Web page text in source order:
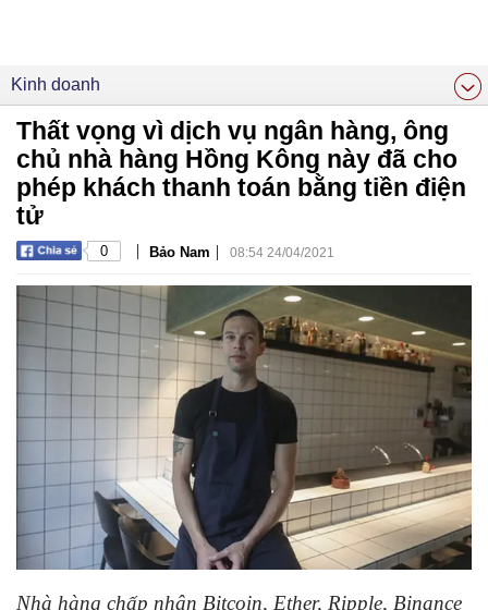
Kinh doanh
Thất vọng vì dịch vụ ngân hàng, ông
chủ nhà hàng Hồng Kông này đã cho
phép khách thanh toán bằng tiền điện
tử
0 | Bảo Nam | 08:54 24/04/2021
Nhà hàng chấp nhận Bitcoin, Ether, Ripple, Binance